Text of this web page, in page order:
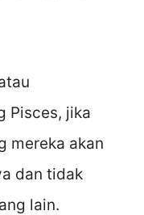
Pisces, jika
mereka akan
dan tidak
lain.